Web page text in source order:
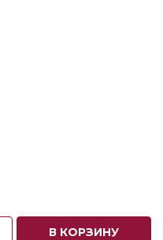
В КОРЗИНУ